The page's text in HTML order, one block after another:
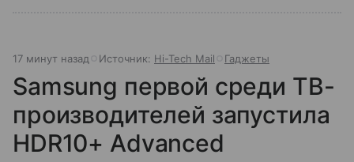
17 минут назад Источник: Hi-Tech Mail Гаджеты
Samsung первой среди ТВ-
производителей запустила
HDR10+ Advanced